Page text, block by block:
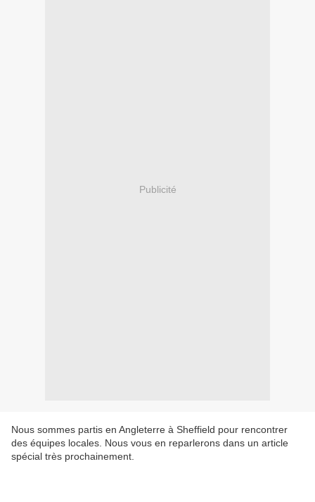
Publicité
Nous sommes partis en Angleterre à Sheffield pour rencontrer
des équipes locales. Nous vous en reparlerons dans un article
spécial très prochainement.